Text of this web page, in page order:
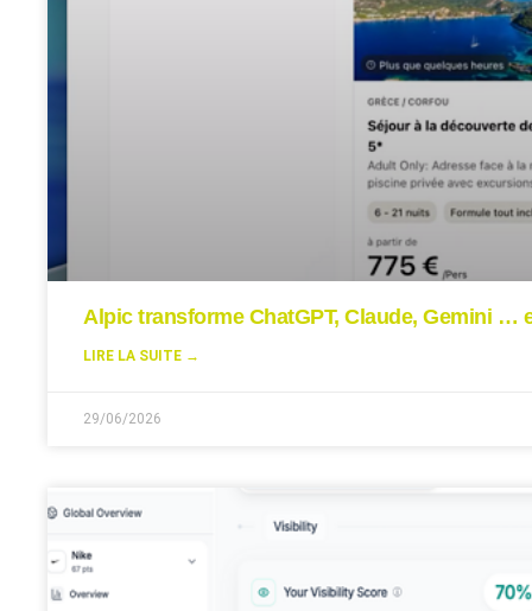
Alpic transforme ChatGPT, Claude, Gemini …
LIRE LA SUITE →
29/06/2026